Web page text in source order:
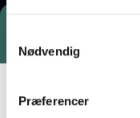
Nødvendig
Præferencer